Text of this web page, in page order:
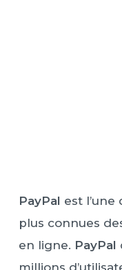
PayPal est
plus connues
en ligne. PayPal
millions